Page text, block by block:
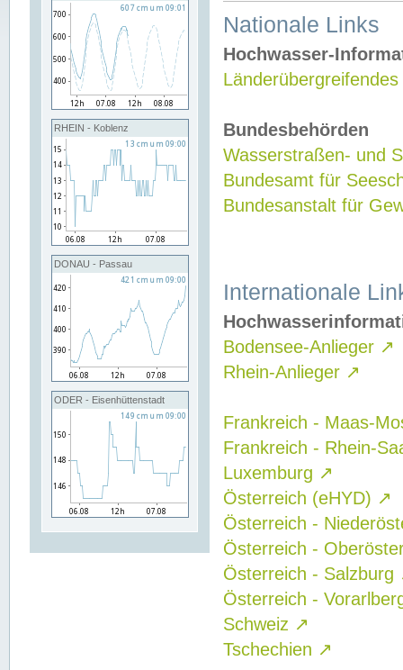
RHEIN - Koblenz
DONAU - Passau
ODER - Eisenhüttenstadt
Nationale Links
Hochwasser-
Bundesbehörden
Wasserstraßen- und
Bundesamt für
Bundesanstalt für
Internationale
Bodensee-Anlieger ↗
Rhein-Anlieger ↗
Frankreich - Maas-
Frankreich - Rhein-
Luxemburg ↗
Österreich (eHYD) ↗
Österreich -
Österreich -
Österreich - Salzburg
Österreich -
Schweiz ↗
Tschechien ↗